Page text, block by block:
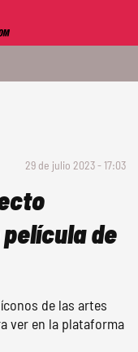
29 de julio 2023 - 17:03
de
de las artes
ver en la plataforma